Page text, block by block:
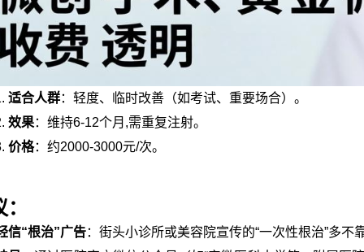
适合人群：轻度、临时改善（如考试、重要场合）。
效果：维持6-12个月,需重复注射。
价格：约2000-3000元/次。
信“根治”广告：街头小诊所或美容院宣传的“一次性根治”多不